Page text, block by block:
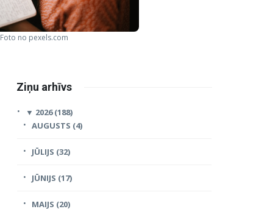
Foto no pexels.com
Ziņu arhīvs
▼ 2026 (188)
AUGUSTS (4)
JŪLIJS (32)
JŪNIJS (17)
MAIJS (20)